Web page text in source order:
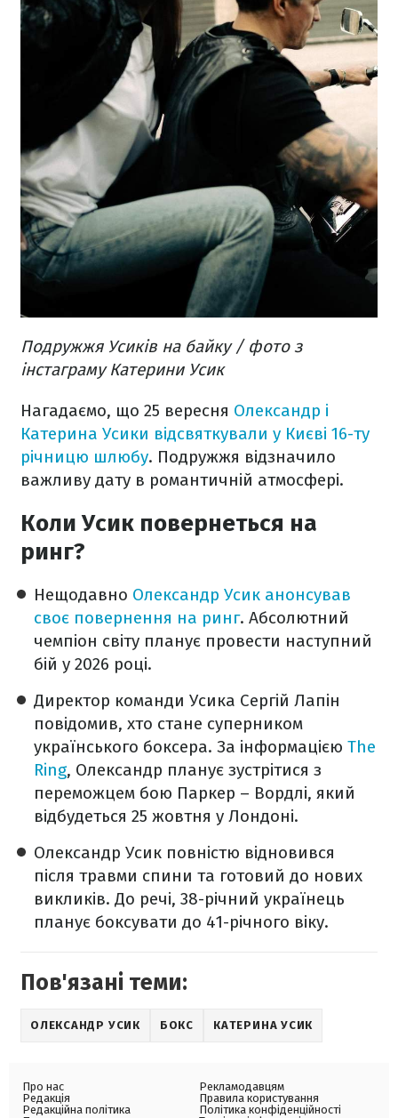
Подружжя Усиків на байку / фото з
інстаграму Катерини Усик
Нагадаємо, що 25 вересня Олександр і
Катерина Усики відсвяткували у Києві 16-ту
річницю шлюбу. Подружжя відзначило
важливу дату в романтичній атмосфері.
Коли Усик повернеться на
ринг?
Нещодавно Олександр Усик анонсував
своє повернення на ринг. Абсолютний
чемпіон світу планує провести наступний
бій у 2026 році.
Директор команди Усика Сергій Лапін
повідомив, хто стане суперником
українського боксера. За інформацією The
Ring, Олександр планує зустрітися з
переможцем бою Паркер – Вордлі, який
відбудеться 25 жовтня у Лондоні.
Олександр Усик повністю відновився
після травми спини та готовий до нових
викликів. До речі, 38-річний українець
планує боксувати до 41-річного віку.
Пов'язані теми:
ОЛЕКСАНДР УСИК БОКС КАТЕРИНА УСИК
Про нас
Редакція
Редакційна політика
Рекламодавцям
Правила користування
Політика конфіденційності